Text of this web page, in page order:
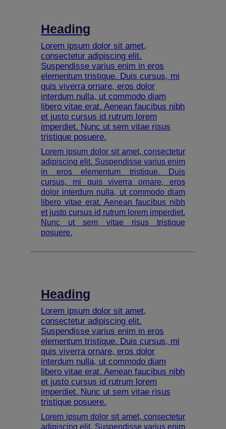
Heading
Lorem ipsum dolor sit amet,
consectetur adipiscing elit.
Suspendisse varius enim in eros
elementum tristique. Duis cursus, mi
quis viverra ornare, eros dolor
interdum nulla, ut commodo diam
libero vitae erat. Aenean faucibus nibh
et justo cursus id rutrum lorem
imperdiet. Nunc ut sem vitae risus
tristique posuere.
Lorem ipsum dolor sit amet, consectetur
adipiscing elit. Suspendisse varius enim
in eros elementum tristique. Duis
cursus, mi quis viverra ornare, eros
dolor interdum nulla, ut commodo diam
libero vitae erat. Aenean faucibus nibh
et justo cursus id rutrum lorem imperdiet.
Nunc ut sem vitae risus tristique
posuere.
Heading
Lorem ipsum dolor sit amet,
consectetur adipiscing elit.
Suspendisse varius enim in eros
elementum tristique. Duis cursus, mi
quis viverra ornare, eros dolor
interdum nulla, ut commodo diam
libero vitae erat. Aenean faucibus nibh
et justo cursus id rutrum lorem
imperdiet. Nunc ut sem vitae risus
tristique posuere.
Lorem ipsum dolor sit amet, consectetur
adipiscing elit. Suspendisse varius enim